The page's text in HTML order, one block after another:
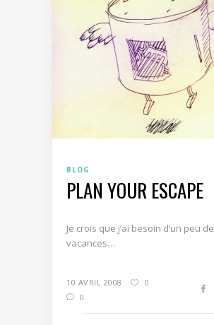
BLOG
PLAN YOUR ESCAPE
Je crois que j’ai besoin d’un peu de
vacances…
10 AVRIL 2008
0
0